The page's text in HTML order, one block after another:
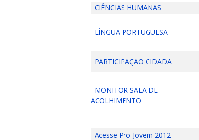
CIÊNCIAS HUMANAS
LÍNGUA PORTUGUESA
PARTICIPAÇÃO CIDADÃ
MONITOR SALA DE
ACOLHIMENTO
Acesse Pro-Jovem 2012